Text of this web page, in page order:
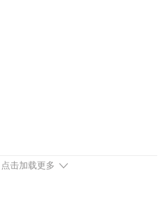
点击加载更多